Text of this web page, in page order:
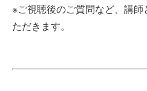
※ご視聴後のご質問など、講
ただきます。